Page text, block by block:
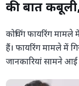
की बात
कोचिंग फायरिंग मामले
हैं। फायरिंग मामले में
जानकारियां सामने आई